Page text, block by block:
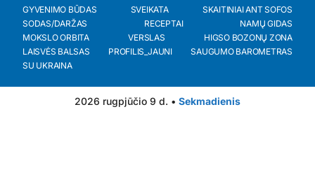
GYVENIMO BŪDAS
SVEIKATA
SKAITINIAI ANT SOFOS
SODAS/DARŽAS
RECEPTAI
NAMŲ GIDAS
MOKSLO ORBITA
VERSLAS
HIGSO BOZONŲ ZONA
LAISVĖS BALSAS
PROFILIS_JAUNI
SAUGUMO BAROMETRAS
SU UKRAINA
2026 rugpjūčio 9 d. • Sekmadienis